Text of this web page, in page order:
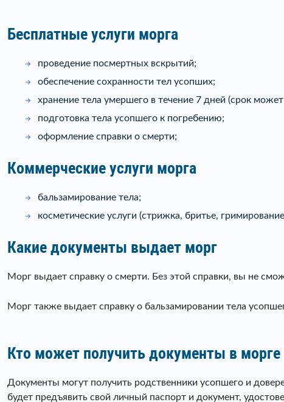
Бесплатные услуги морга
проведение посмертных вскрытий;
обеспечение сохранности тел усопших;
хранение тела умершего в течение 7 дней (срок
подготовка тела усопшего к погребению;
оформление справки о смерти;
Коммерческие услуги морга
бальзамирование тела;
косметические услуги (стрижка, бритье,
Какие документы выдает морг
Морг выдает справку о смерти. Без этой справки, вы не
Морг также выдает справку о бальзамировании тела
Кто может получить документы в морге
Документы могут получить родственники усопшего и
будет предъявить свой личный паспорт и документ,